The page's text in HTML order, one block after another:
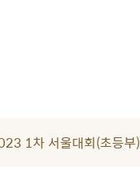
1차 서울대회(초등부)